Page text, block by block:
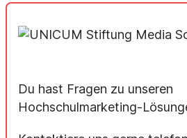
Du hast Fragen zu unseren
Hochschulmarketing-